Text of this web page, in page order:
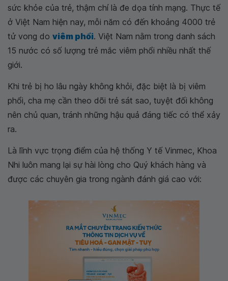
sức khỏe của trẻ, thậm chí là đe dọa tính mạng. Thực tế
ở Việt Nam hiện nay, mỗi năm có đến khoảng 4000 trẻ
tử vong do viêm phổi. Việt Nam nằm trong danh sách
15 nước có số lượng trẻ mắc viêm phổi nhiều nhất thế
giới.
Khi trẻ bị ho lâu ngày không khỏi, đặc biệt là bị viêm
phổi, cha mẹ cần theo dõi trẻ sát sao, tuyệt đối không
nên chủ quan, tránh những hậu quả đáng tiếc có thể xảy
ra.
Là lĩnh vực trọng điểm của hệ thống Y tế Vinmec, Khoa
Nhi luôn mang lại sự hài lòng cho Quý khách hàng và
được các chuyên gia trong ngành đánh giá cao với: